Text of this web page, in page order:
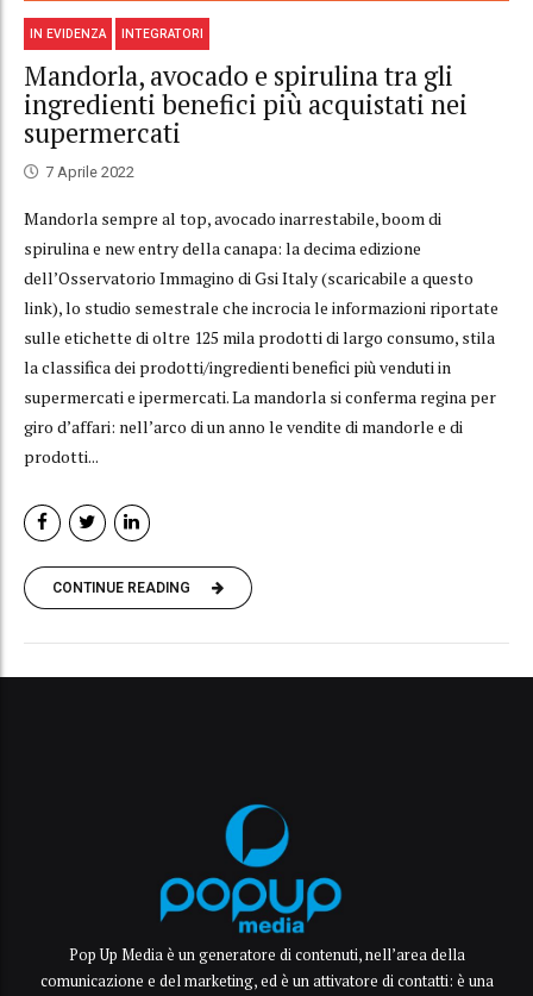
IN EVIDENZA INTEGRATORI
Mandorla, avocado e spirulina tra gli
ingredienti benefici più acquistati nei
supermercati
7 Aprile 2022
Mandorla sempre al top, avocado inarrestabile, boom di
spirulina e new entry della canapa: la decima edizione
dell’Osservatorio Immagino di Gsi Italy (scaricabile a questo
link), lo studio semestrale che incrocia le informazioni riportate
sulle etichette di oltre 125 mila prodotti di largo consumo, stila
la classifica dei prodotti/ingredienti benefici più venduti in
supermercati e ipermercati. La mandorla si conferma regina per
giro d’affari: nell’arco di un anno le vendite di mandorle e di
prodotti...
CONTINUE READING
Pop Up Media è un generatore di contenuti, nell’area della
comunicazione e del marketing, ed è un attivatore di contatti: è una